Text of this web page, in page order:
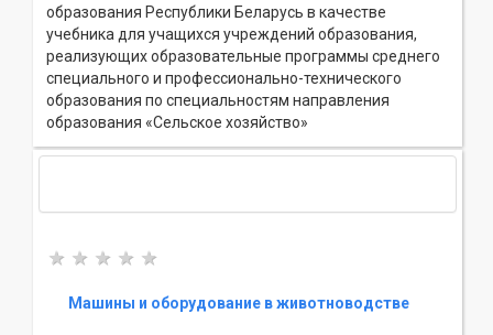
образования Республики Беларусь в качестве
учебника для учащихся учреждений образования,
реализующих образовательные программы среднего
специального и профессионально-технического
образования по специальностям направления
образования «Сельское хозяйство»
Машины и оборудование в животноводстве